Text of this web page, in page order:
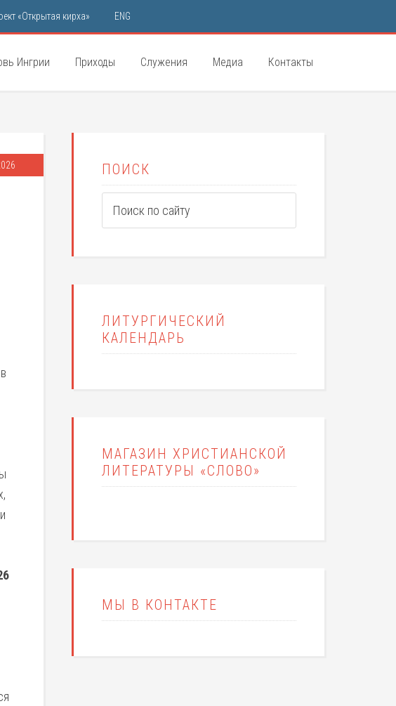
«Открытая кирха» ENG
Ингрии Приходы Служения Медиа Контакты
ПОИСК
ЛИТУРГИЧЕСКИЙ
КАЛЕНДАРЬ
МАГАЗИН ХРИСТИАНСКОЙ
ЛИТЕРАТУРЫ «СЛОВО»
МЫ В КОНТАКТЕ